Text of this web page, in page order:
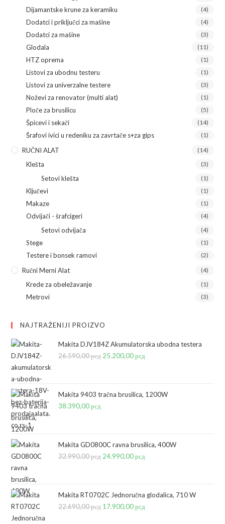
Dijamantske krune za keramiku (4)
Dodatci i priključci za mašine (4)
Dodatci za mašine (3)
Glodala (11)
HTZ oprema (1)
Listovi za ubodnu testeru (1)
Listovi za univerzalne testere (3)
Noževi za renovator (multi alat) (1)
Ploče za brusilicu (5)
Špicevi i sekači (14)
Šrafovi ivici u redeniku za zavrtače s+za gips (1)
RUČNI ALAT (14)
Klešta (3)
Setovi klešta (1)
Ključevi (1)
Makaze (1)
Odvijači - šrafcigeri (4)
Setovi odvijača (4)
Stege (1)
Testere i bonsek ramovi (2)
Ručni Merni Alat (4)
Krede za obeležavanje (1)
Metrovi (3)
NAJTRAŽENIJI PROIZVO
Makita DJV184Z Akumulatorska ubodna testera
26.590,00рсд Originalna
bila:
25.200,00рсд
25.200,00 рсд.
Makita 9403 tračna brusilica, 1200W
38.390,00рсд
Makita GD0800C ravna brusilica, 400W
32.990,00рсд Originalna
bila:
32.990,00 рсд.
24.990,00рсд
24.990,00 рсд.
Makita RT0702C Jednoručna glodalica, 710 W
22.690,00рсд Originalna
17.900,00рсд